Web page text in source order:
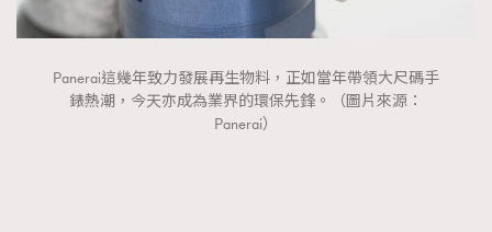
Panerai這幾年致力發展再生物料，正如當年帶領大尺碼手
錶熱潮，今天亦成為業界的環保先鋒。（圖片來源：
Panerai）